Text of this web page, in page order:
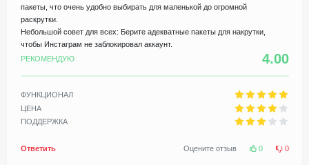
пакеты, что очень удобно выбирать для маленькой до огромной
раскрутки.
Небольшой совет для всех: Берите адекватные пакеты для накрутки,
чтобы Инстаграм не заблокировал аккаунт.
РЕКОМЕНДУЮ
4.00
ФУНКЦИОНАЛ
ЦЕНА
ПОДДЕРЖКА
Ответить Оцените отзыв 0 0